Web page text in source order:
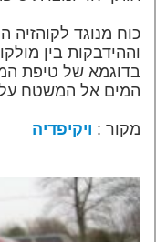
כוח מנוגד לקוהזיה
וההידבקות בין
בדוגמא של טיפת
המים אל המשטח
מקור : ויקיפדיה